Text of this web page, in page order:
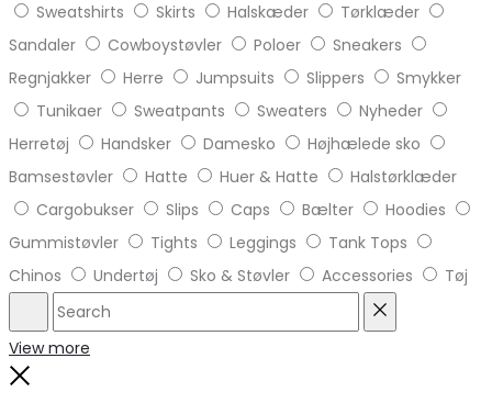
Sweatshirts
Skirts Halskæder
Tørklæder
Sandaler
Cowboystøvler Poloer
Sneakers
Regnjakker
Herre Jumpsuits Slippers
Smykker
Tunikaer
Sweatpants Sweaters
Nyheder
Herretøj
Handsker Damesko
Højhælede sko
Bamsestøvler
Hatte Huer & Hatte
Halstørklæder
Cargobukser
Slips Caps Bælter
Hoodies
Gummistøvler
Tights Leggings
Tank Tops
Chinos
Undertøj Sko & Støvler Accessories Tøj
Search
View more